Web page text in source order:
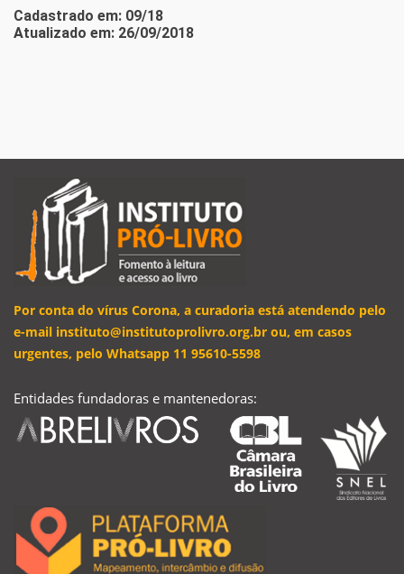
Cadastrado em: 09/18
Atualizado em: 26/09/2018
Por conta do vírus Corona, a curadoria está atendendo pelo
e-mail instituto@institutoprolivro.org.br ou, em casos
urgentes, pelo Whatsapp 11 95610-5598
Entidades fundadoras e mantenedoras: